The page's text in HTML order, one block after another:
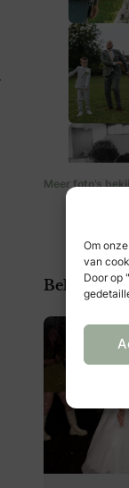
Om
van
Door op
Meer foto’s
geforceerd
was dat echt
Naast
vastleggen
bijzondere
misschien
Bekijk